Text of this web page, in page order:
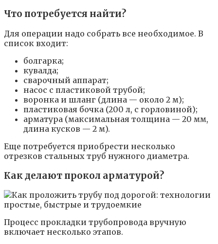
Что потребуется найти?
Для операции надо собрать все необходимое. В
список входит:
болгарка;
кувалда;
сварочный аппарат;
насос с пластиковой трубой;
воронка и шланг (длина — около 2 м);
пластиковая бочка (200 л, с горловиной);
арматура (максимальная толщина — 20 мм,
длина кусков — 2 м).
Еще потребуется приобрести несколько
отрезков стальных труб нужного диаметра.
Как делают прокол арматурой?
Процесс прокладки трубопровода вручную
включает несколько этапов.